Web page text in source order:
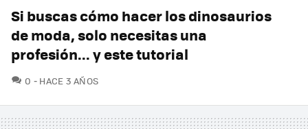
Si buscas cómo hacer los dinosaurios
de moda, solo necesitas una
profesión... y este tutorial
0 COMENTARIOS
HACE 3 AÑOS